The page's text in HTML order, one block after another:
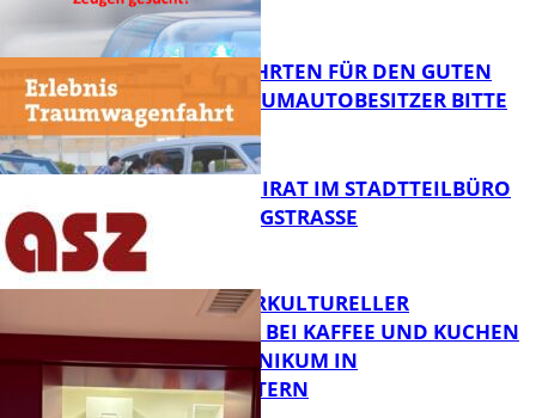
FB News
FB News
SPENDENFAHRTEN FÜR DEN GUTEN
ZWECK – TRAUMAUTOBESITZER BITTE
MELDEN!
FB News
SENIORENBEIRAT IM STADTTEILBÜRO
IN DER KÖNIGSTRASSE
NEUER INTERKULTURELLER
TREFFPUNKT BEI KAFFEE UND KUCHEN
IM PFALZKLINIKUM IN
KAISERSLAUTERN